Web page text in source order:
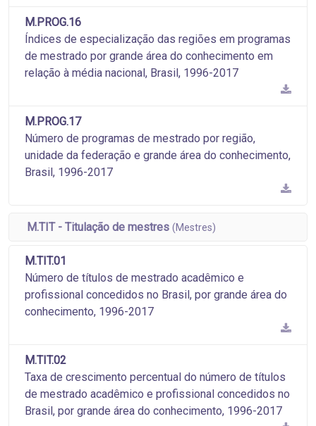
M.PROG.16
Índices de especialização das regiões em programas
de mestrado por grande área do conhecimento em
relação à média nacional, Brasil, 1996-2017
M.PROG.17
Número de programas de mestrado por região,
unidade da federação e grande área do conhecimento,
Brasil, 1996-2017
M.TIT - Titulação de mestres (Mestres)
M.TIT.01
Número de títulos de mestrado acadêmico e
profissional concedidos no Brasil, por grande área do
conhecimento, 1996-2017
M.TIT.02
Taxa de crescimento percentual do número de títulos
de mestrado acadêmico e profissional concedidos no
Brasil, por grande área do conhecimento, 1996-2017